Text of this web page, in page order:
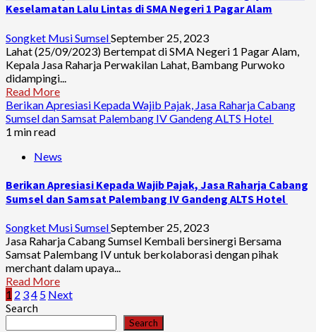
Keselamatan Lalu Lintas di SMA Negeri 1 Pagar Alam
Songket Musi SumselSeptember 25, 2023
Lahat (25/09/2023) Bertempat di SMA Negeri 1 Pagar Alam,
Kepala Jasa Raharja Perwakilan Lahat, Bambang Purwoko
didampingi...
Read More
Berikan Apresiasi Kepada Wajib Pajak, Jasa Raharja Cabang
Sumsel dan Samsat Palembang IV Gandeng ALTS Hotel
1 min read
News
Berikan Apresiasi Kepada Wajib Pajak, Jasa Raharja Cabang
Sumsel dan Samsat Palembang IV Gandeng ALTS Hotel
Songket Musi SumselSeptember 25, 2023
Jasa Raharja Cabang Sumsel Kembali bersinergi Bersama
Samsat Palembang IV untuk berkolaborasi dengan pihak
merchant dalam upaya...
Read More
Posts
pagination
1 2 34 5 Next
Search
Search